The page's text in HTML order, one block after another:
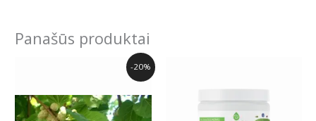
Panašūs produktai
-20%
Price
range:
7.49€
through
17.59€
has
multiple